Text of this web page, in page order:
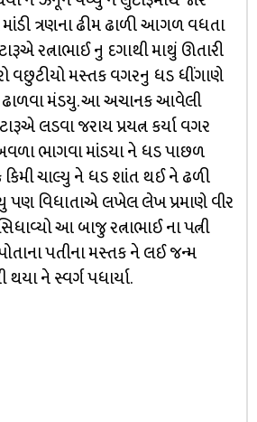
ત્રણના ઢીમ ઢાળી આગળ વધતા
રત્નાભાઈ નુ દગાથી માથું ઊતારી
વછુટીયો મસ્તક વગરનુ ધડ ધીંગાણે
ઢાળવા મંડયુ. આ અચાનક આવેલી
લડવા જરાય પ્રયત્ન કર્યા વગર
ભાગવા માંડયા ને ધડ પાછળ
ચાલ્યુ ને ધડ શાંત થઈ ને ઢળી
પણ વિધાતાએ લખેલ લેખ પ્રમાણે વીર
આ બાજુ રત્નાભાઈ ના પત્ની
પતીના મસ્તક ને લઈ જન્મ
ને સ્વર્ગ પધાર્યા.